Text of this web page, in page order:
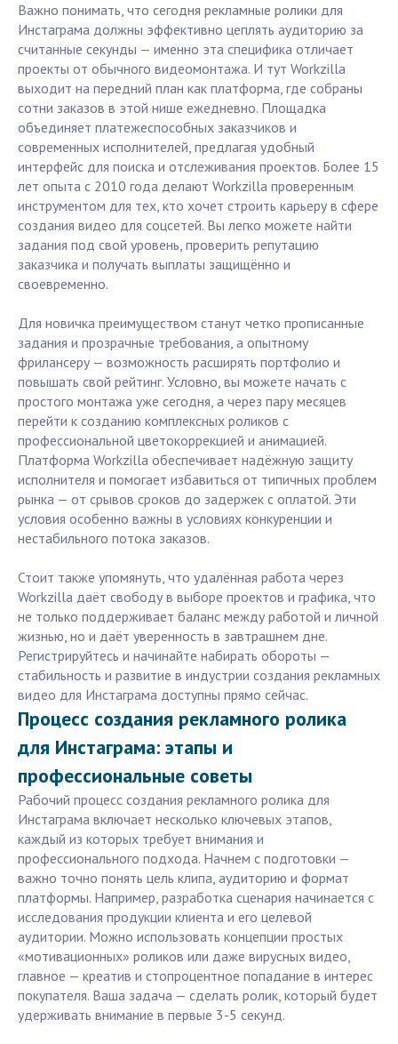
Важно понимать, что сегодня рекламные ролики для
Инстаграма должны эффективно цеплять аудиторию за
считанные секунды — именно эта специфика отличает
проекты от обычного видеомонтажа. И тут Workzilla
выходит на передний план как платформа, где собраны
сотни заказов в этой нише ежедневно. Площадка
объединяет платежеспособных заказчиков и
современных исполнителей, предлагая удобный
интерфейс для поиска и отслеживания проектов. Более 15
лет опыта с 2010 года делают Workzilla проверенным
инструментом для тех, кто хочет строить карьеру в сфере
создания видео для соцсетей. Вы легко можете найти
задания под свой уровень, проверить репутацию
заказчика и получать выплаты защищённо и
своевременно.
Для новичка преимуществом станут четко прописанные
задания и прозрачные требования, а опытному
фрилансеру — возможность расширять портфолио и
повышать свой рейтинг. Условно, вы можете начать с
простого монтажа уже сегодня, а через пару месяцев
перейти к созданию комплексных роликов с
профессиональной цветокоррекцией и анимацией.
Платформа Workzilla обеспечивает надёжную защиту
исполнителя и помогает избавиться от типичных проблем
рынка — от срывов сроков до задержек с оплатой. Эти
условия особенно важны в условиях конкуренции и
нестабильного потока заказов.
Стоит также упомянуть, что удалённая работа через
Workzilla даёт свободу в выборе проектов и графика, что
не только поддерживает баланс между работой и личной
жизнью, но и даёт уверенность в завтрашнем дне.
Регистрируйтесь и начинайте набирать обороты —
стабильность и развитие в индустрии создания рекламных
видео для Инстаграма доступны прямо сейчас.
Процесс создания рекламного ролика
для Инстаграма: этапы и
профессиональные советы
Рабочий процесс создания рекламного ролика для
Инстаграма включает несколько ключевых этапов,
каждый из которых требует внимания и
профессионального подхода. Начнем с подготовки —
важно точно понять цель клипа, аудиторию и формат
платформы. Например, разработка сценария начинается с
исследования продукции клиента и его целевой
аудитории. Можно использовать концепции простых
«мотивационных» роликов или даже вирусных видео,
главное — креатив и стопроцентное попадание в интерес
покупателя. Ваша задача — сделать ролик, который будет
удерживать внимание в первые 3-5 секунд.